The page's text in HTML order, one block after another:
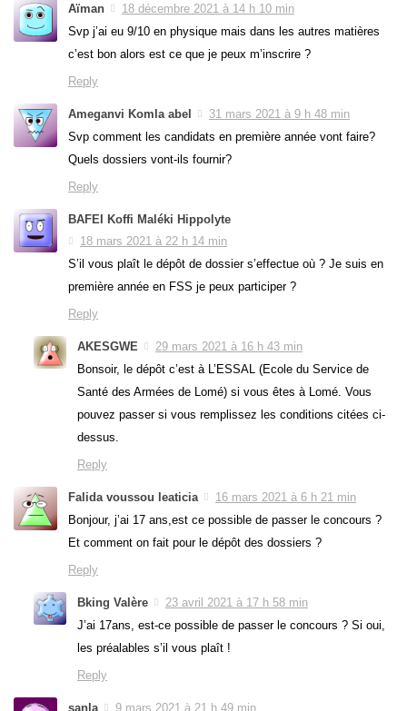
Aïman
18 décembre 2021 à 14 h 10 min
Svp j’ai eu 9/10 en physique mais dans les autres matières
c’est bon alors est ce que je peux m’inscrire ?
Reply
Ameganvi Komla abel
31 mars 2021 à 9 h 48 min
Svp comment les candidats en première année vont faire?
Quels dossiers vont-ils fournir?
Reply
BAFEI Koffi Maléki Hippolyte
18 mars 2021 à 22 h 14 min
S’il vous plaît le dépôt de dossier s’effectue où ? Je suis en
première année en FSS je peux participer ?
Reply
AKESGWE
29 mars 2021 à 16 h 43 min
Bonsoir, le dépôt c’est à L’ESSAL (Ecole du Service de
Santé des Armées de Lomé) si vous êtes à Lomé. Vous
pouvez passer si vous remplissez les conditions citées ci-
dessus.
Reply
Falida voussou leaticia
16 mars 2021 à 6 h 21 min
Bonjour, j’ai 17 ans,est ce possible de passer le concours ?
Et comment on fait pour le dépôt des dossiers ?
Reply
Bking Valère
23 avril 2021 à 17 h 58 min
J’ai 17ans, est-ce possible de passer le concours ? Si oui,
les préalables s’il vous plaît !
Reply
sanla 9 mars 2021 à 21 h 49 min